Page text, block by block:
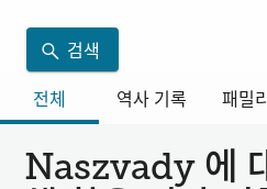
검색
전체
역사 기록 패밀
Naszvady 에